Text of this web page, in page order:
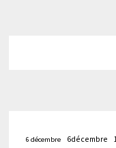
6 décembre 6décembre